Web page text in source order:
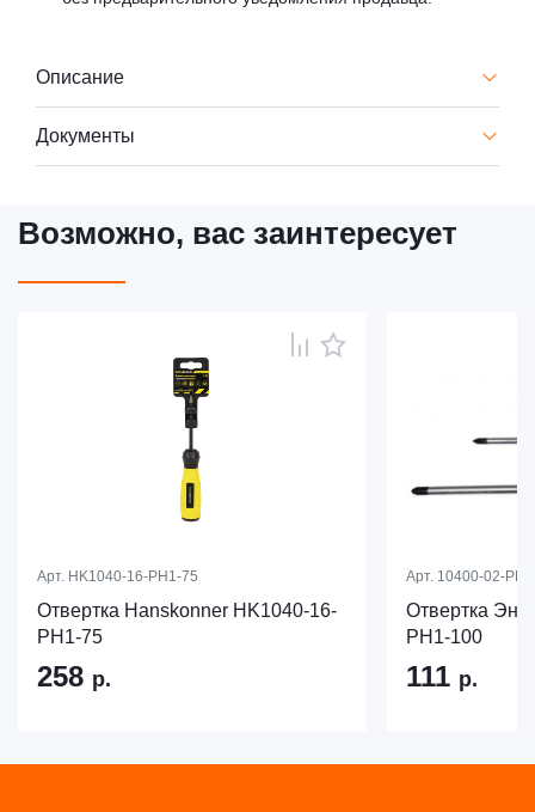
Описание
Документы
Возможно, вас заинтересует
Арт. HK1040-16-PH1-75
Отвертка Hanskonner HK1040-16-
PH1-75
258 р.
Арт. 10400-02-
Отвертка
PH1-100
111 р.